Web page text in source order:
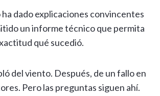
dado explicaciones convincentes
un informe técnico que permita
qué sucedió.
del viento. Después, de un fallo en
Pero las preguntas siguen ahí.